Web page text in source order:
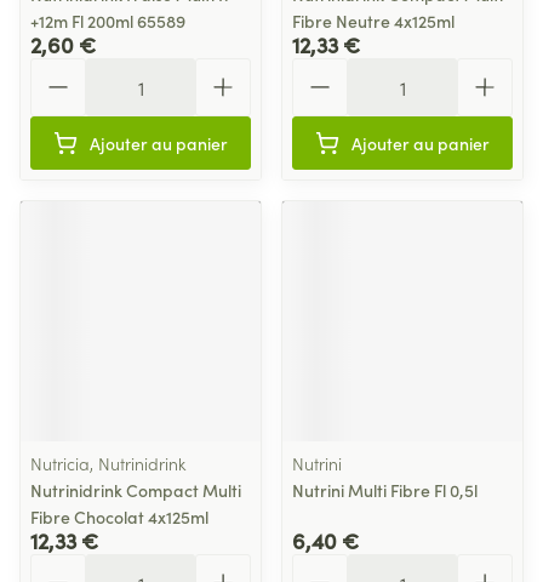
+12m Fl 200ml 65589
2,60 €
Ajouter au panier
Fibre Neutre 4x125ml
12,33 €
Ajouter au panier
Nutricia, Nutrinidrink
Nutrinidrink Compact Multi
Fibre Chocolat 4x125ml
12,33 €
Nutrini
Nutrini Multi Fibre Fl 0,5l
6,40 €